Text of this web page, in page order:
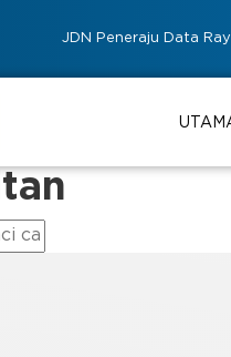
JDN Peneraju Data